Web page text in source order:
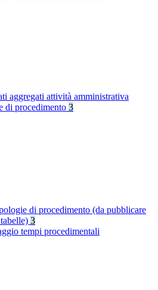
aggregati attività amministrativa
di procedimento 3
di procedimento (da pubblicare
3
tempi procedimentali